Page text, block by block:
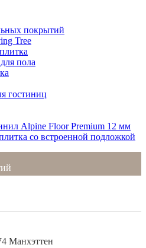
покрытий
Tree
пола
гостиниц
Alpine Floor Premium 12 мм
со встроенной подложкой
Манхэттен